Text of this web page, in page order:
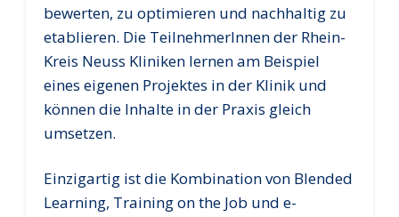
bewerten, zu optimieren und nachhaltig zu
etablieren. Die TeilnehmerInnen der Rhein-
Kreis Neuss Kliniken lernen am Beispiel
eines eigenen Projektes in der Klinik und
können die Inhalte in der Praxis gleich
umsetzen.
Einzigartig ist die Kombination von Blended
Learning, Training on the Job und e-